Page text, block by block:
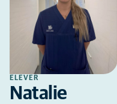
ELEVER
Natalie